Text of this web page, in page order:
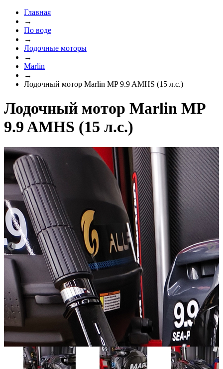
Главная
→
По воде
→
Лодочные моторы
→
Marlin
→
Лодочный мотор Marlin MP 9.9 AMHS (15 л.с.)
Лодочный мотор Marlin MP
9.9 AMHS (15 л.с.)